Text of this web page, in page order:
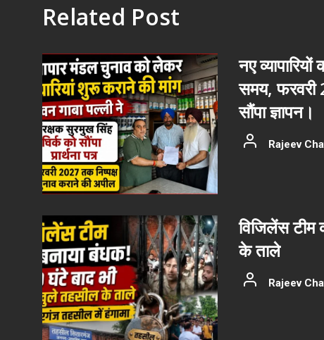
Related Post
नए
समय, फरवरी
सौंपा ज्ञापन।
Rajeev
विजिलेंस
के ताले
Rajeev